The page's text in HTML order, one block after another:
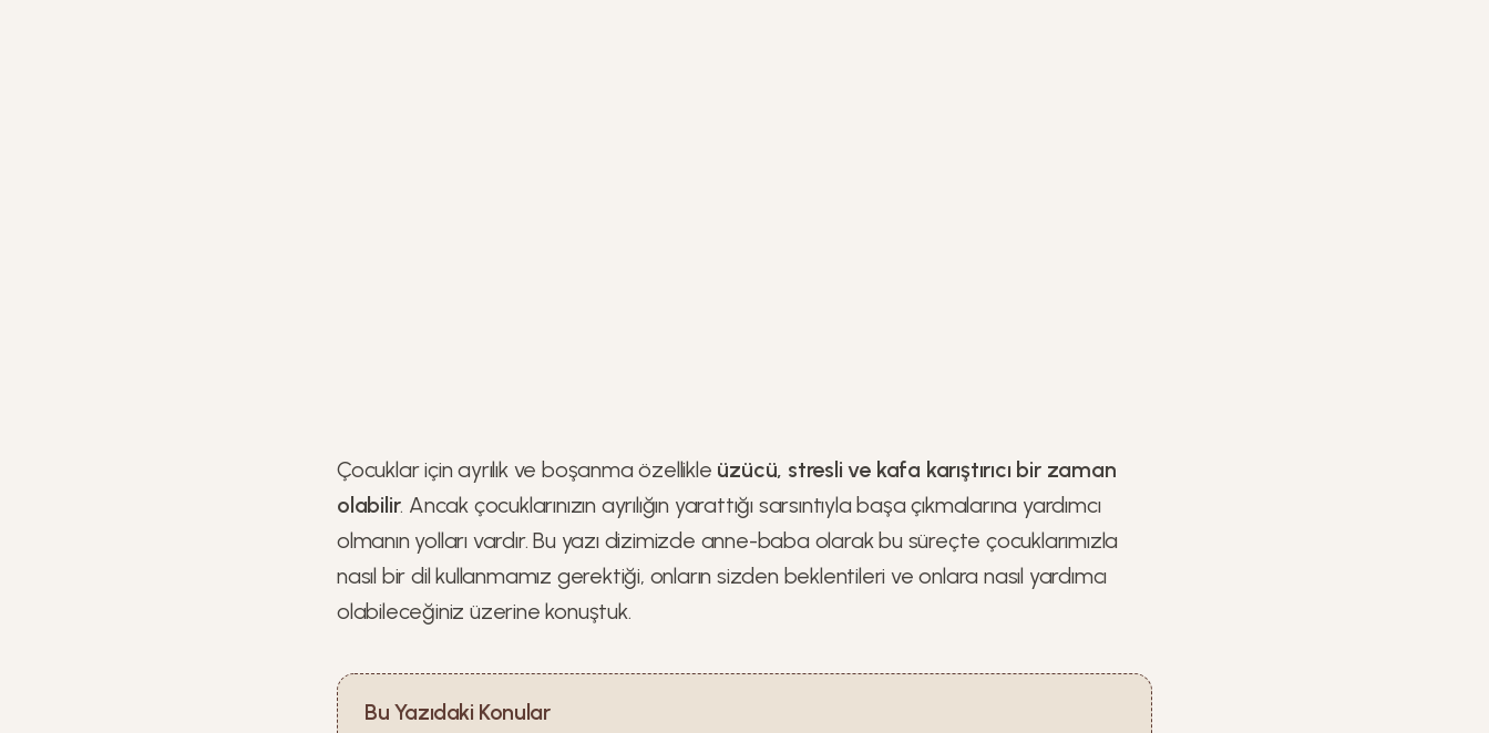
Çocuklar için ayrılık ve boşanma özellikle üzücü, stresli ve kafa karıştırıcı bir zaman
olabilir. Ancak çocuklarınızın ayrılığın yarattığı sarsıntıyla başa çıkmalarına yardımcı
olmanın yolları vardır. Bu yazı dizimizde anne-baba olarak bu süreçte çocuklarımızla
nasıl bir dil kullanmamız gerektiği, onların sizden beklentileri ve onlara nasıl yardımcı
olabileceğiniz üzerine konuştuk.
Bu Yazıdaki Konular